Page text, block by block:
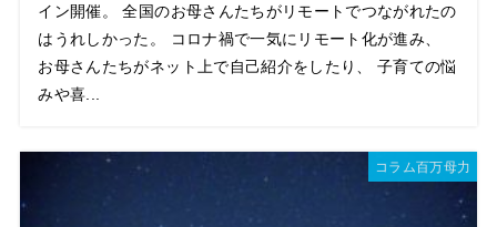
イン開催。 全国のお母さんたちがリモートでつながれたの
はうれしかった。 コロナ禍で一気にリモート化が進み、
お母さんたちがネット上で自己紹介をしたり、 子育ての悩
みや喜...
コラム百万母力